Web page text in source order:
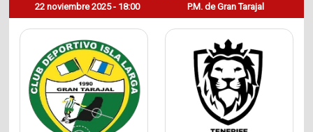
22 noviembre 2025 - 18:00
P.M. de Gran Tarajal